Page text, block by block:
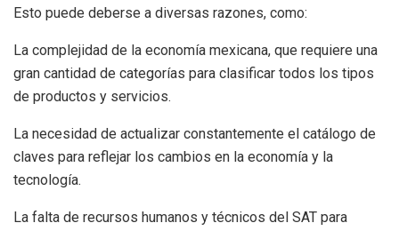
Esto puede deberse a diversas razones, como:
La complejidad de la economía mexicana, que requiere una
gran cantidad de categorías para clasificar todos los tipos
de productos y servicios.
La necesidad de actualizar constantemente el catálogo de
claves para reflejar los cambios en la economía y la
tecnología.
La falta de recursos humanos y técnicos del SAT para